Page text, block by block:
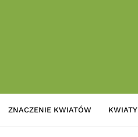
ZNACZENIE KWIATÓW KWIATY